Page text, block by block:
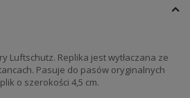
Luftschutz. Replika jest wytłaczana ze
Pasuje do pasów oryginalnych
o szerokości 4,5 cm.